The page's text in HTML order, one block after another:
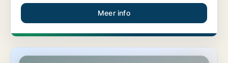
Meer info
Productie in Leonding, Oberösterreich